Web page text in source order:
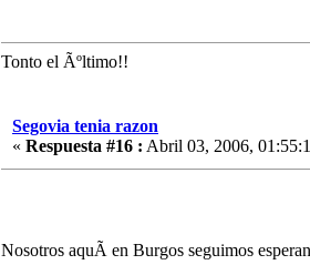
Tonto el Ãºltimo!!
Segovia tenia razon
« Respuesta #16 : Abril 03, 2006,
Nosotros aquÃ­ en Burgos seguimos